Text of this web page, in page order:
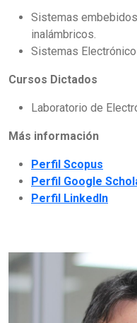
Sistemas
inalámbricos.
Sistemas
Cursos Dictados
Laboratorio de
Más información
Perfil Scopus
Perfil Google
Perfil LinkedIn